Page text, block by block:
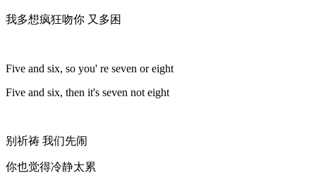
我多想疯狂吻你 又多困
Five and six, so you' re seven or eight
Five and six, then it's seven not eight
别祈祷 我们先闹
你也觉得冷静太累